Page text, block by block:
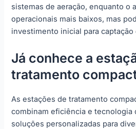
sistemas de aeração, enquanto o
operacionais mais baixos, mas
investimento inicial para
Já conhece a
tratamento
As estações de tratamento
combinam eficiência e tecnologia
soluções personalizadas para